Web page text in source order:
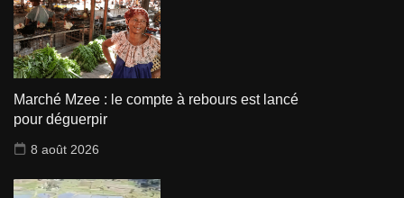
Marché Mzee : le compte à rebours est lancé
pour déguerpir
8 août 2026